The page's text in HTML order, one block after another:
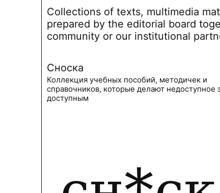
Collections of texts, multimedia
prepared by the editorial board
community or our institutional
Сноска
Коллекция учебных пособий, методичек и
справочников, которые делают недоступное
доступным